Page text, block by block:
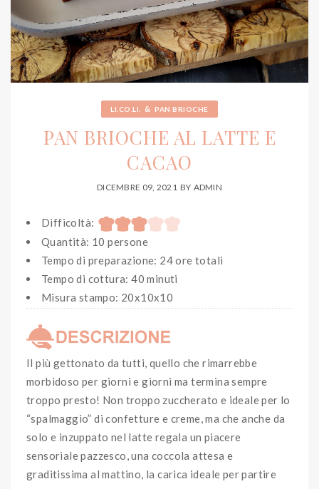
LI.CO.LI. & PAN BRIOCHE
PAN BRIOCHE AL LATTE E
CACAO
DICEMBRE 09, 2021 BY ADMIN
Difficoltà:
Quantità: 10 persone
Tempo di preparazione: 24 ore totali
Tempo di cottura: 40 minuti
Misura stampo: 20x10x10
Il più gettonato da tutti, quello che rimarrebbe
morbidoso per giorni e giorni ma termina sempre
troppo presto! Non troppo zuccherato e ideale per lo
“spalmaggio” di confetture e creme, ma che anche da
solo e inzuppato nel latte regala un piacere
sensoriale pazzesco, una coccola attesa e
graditissima al mattino, la carica ideale per partire